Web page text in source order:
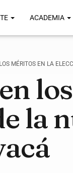
ACADEMIA
MÉRITOS EN LA
la